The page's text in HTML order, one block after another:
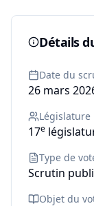
Détails
Date du
26 mars
Législature
17e
Type de
Scrutin
Objet du